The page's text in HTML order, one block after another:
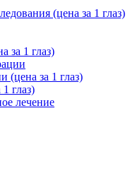
(цена за 1 глаз)
за 1 глаз)
(цена за 1 глаз)
глаз)
лечение